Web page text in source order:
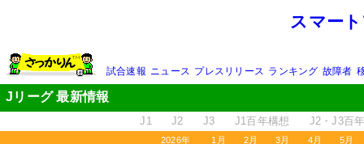
スマー
試合速報 ニュース プレスリリース ランキング 故障者
Jリーグ 最新情報
J1 J2 J3 J1百年構想 J2・J3百
2026年 1月 2月 3月 4月 5月